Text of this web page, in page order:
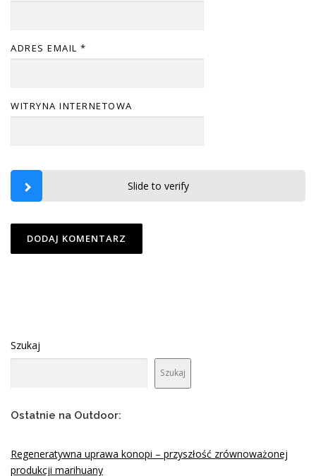
ADRES EMAIL *
WITRYNA INTERNETOWA
Slide to verify
Szukaj
Szukaj
Ostatnie na Outdoor:
Regeneratywna uprawa konopi – przyszłość zrównoważonej
produkcji marihuany